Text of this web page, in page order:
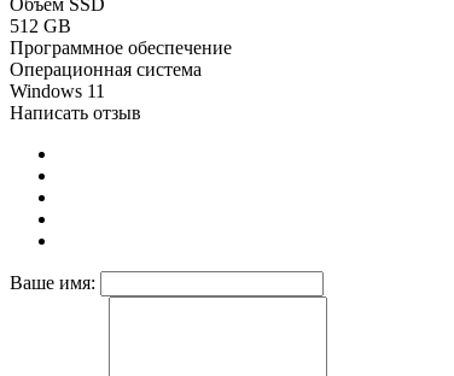
Объем SSD
512 GB
Программное обеспечение
Операционная система
Windows 11
Написать отзыв
Ваше имя: